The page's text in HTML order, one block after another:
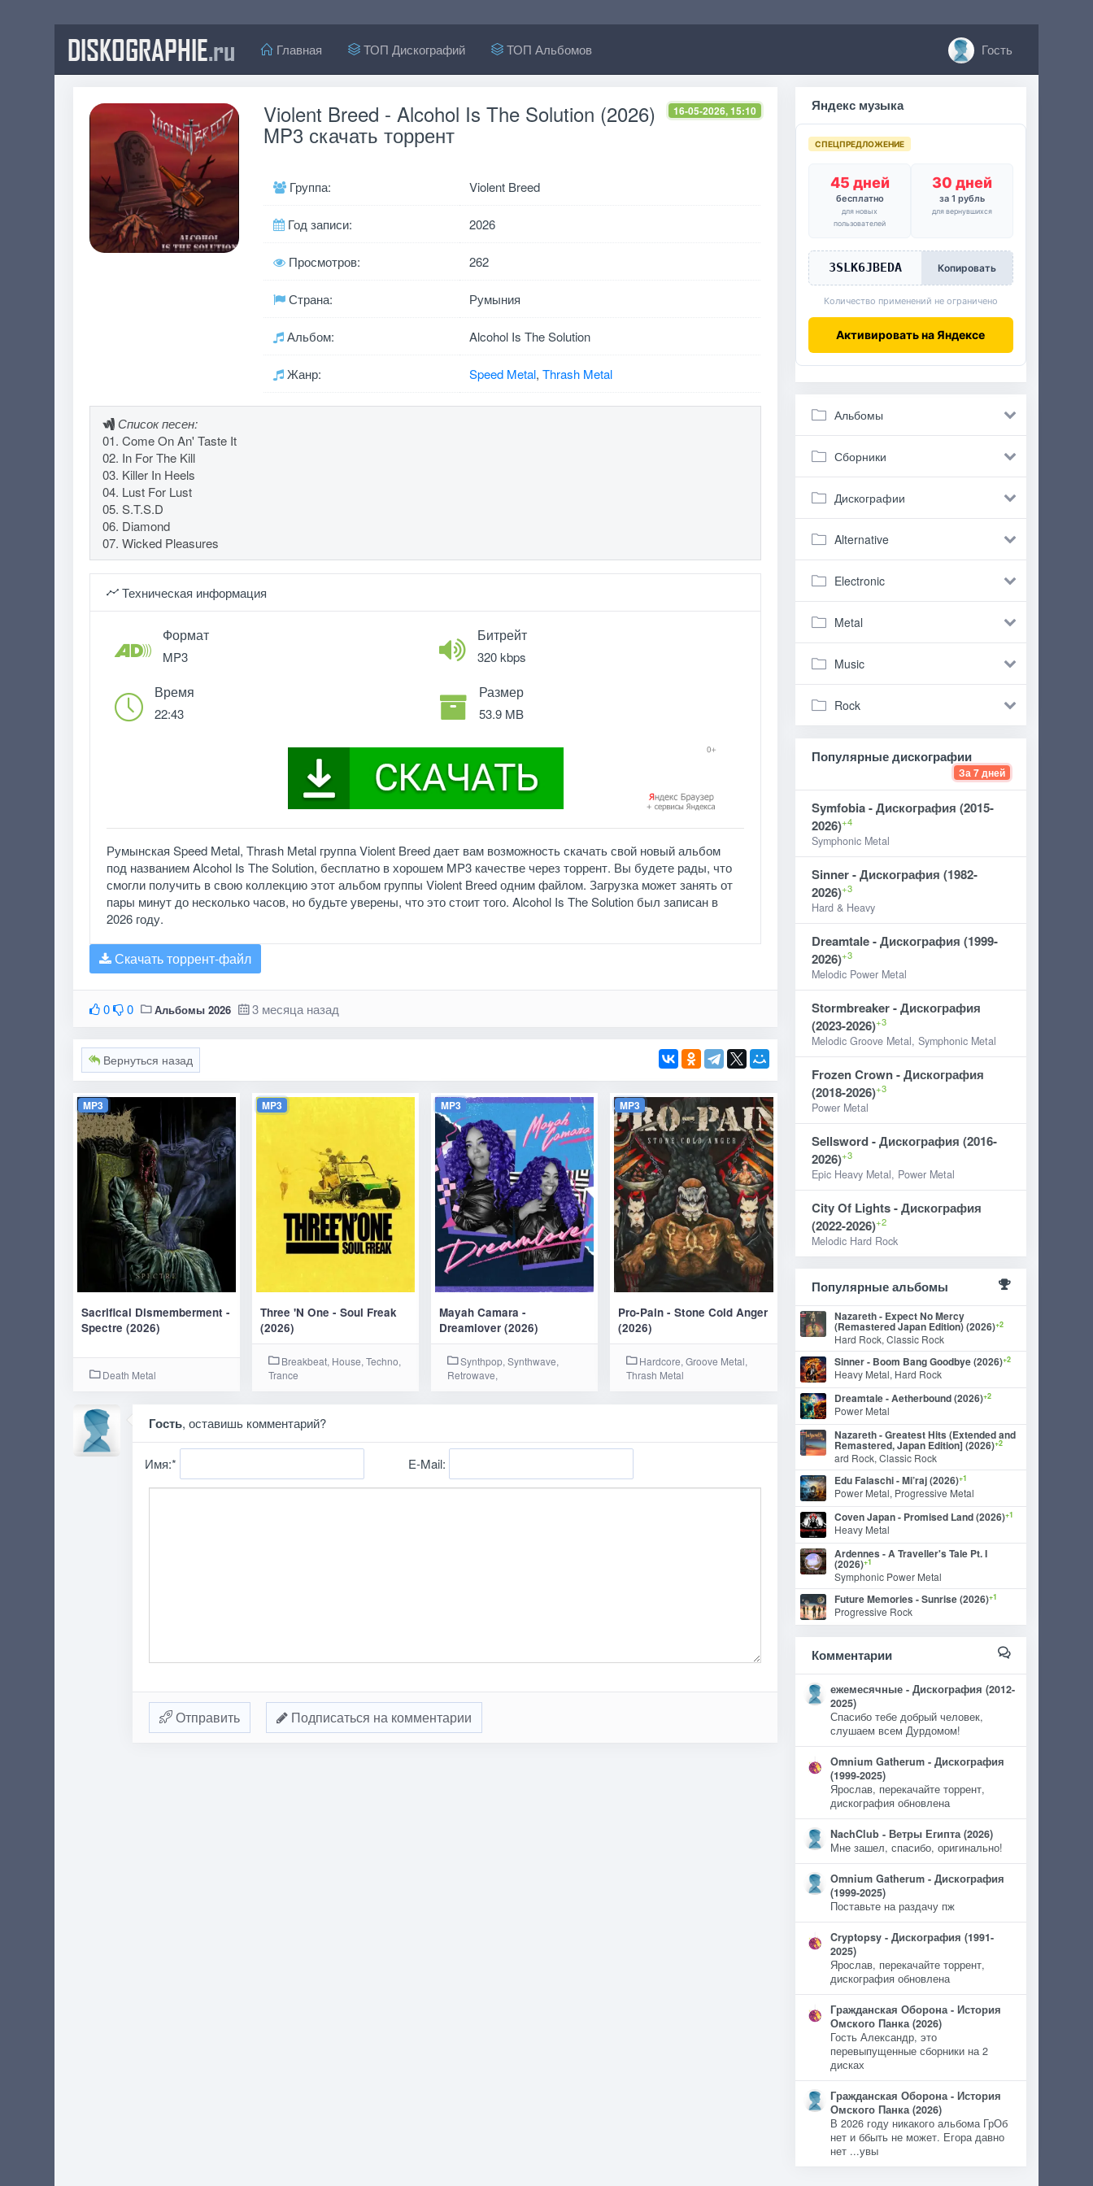
DISKOGRAPHIE.ru Главная ТОП Дискографий ТОП Альбомов Гость
16-05-2026, 15:10
Violent Breed - Alcohol Is The Solution (2026)
MP3 скачать торрент
Группа: Violent Breed
Год записи: 2026
Просмотров: 262
Страна: Румыния
Альбом: Alcohol Is The Solution
Жанр: Speed Metal, Thrash Metal
Список песен:
01. Come On An' Taste It
02. In For The Kill
03. Killer In Heels
04. Lust For Lust
05. S.T.S.D
06. Diamond
07. Wicked Pleasures
Техническая информация
Формат
MP3
Битрейт
320 kbps
Время
22:43
Размер
53.9 MB
Румынская Speed Metal, Thrash Metal группа Violent Breed дает вам возможность скачать свой новый альбом
под названием Alcohol Is The Solution, бесплатно в хорошем MP3 качестве через торрент. Вы будете рады, что
смогли получить в свою коллекцию этот альбом группы Violent Breed одним файлом. Загрузка может занять от
пары минут до несколько часов, но будьте уверены, что это стоит того. Alcohol Is The Solution был записан в
2026 году.
Скачать торрент-файл
0 0 Альбомы 2026 3 месяца назад
Вернуться назад
MP3
Sacrifical Dismemberment -
Spectre (2026)
Death Metal
MP3
Three 'N One - Soul Freak
(2026)
Breakbeat, House, Techno,
Trance
MP3
Mayah Camara -
Dreamlover (2026)
Synthpop, Synthwave,
Retrowave,
MP3
Pro-Pain - Stone Cold Anger
(2026)
Hardcore, Groove Metal,
Thrash Metal
Гость, оставишь комментарий?
Имя:* E-Mail:
Отправить Подписаться на комментарии
Яндекс музыка
СПЕЦПРЕДЛОЖЕНИЕ
45 дней
бесплатно
для новых
пользователей
30 дней
за 1 рубль
для вернувшихся
3SLK6JBEDA Копировать
Количество применений не ограничено
Активировать на Яндексе
Альбомы
Сборники
Дискографии
Alternative
Electronic
Metal
Music
Rock
Популярные дискографии
За 7 дней
Symfobia - Дискография (2015-
2026)+4
Symphonic Metal
Sinner - Дискография (1982-
2026)+3
Hard & Heavy
Dreamtale - Дискография (1999-
2026)+3
Melodic Power Metal
Stormbreaker - Дискография
(2023-2026)+3
Melodic Groove Metal, Symphonic Metal
Frozen Crown - Дискография
(2018-2026)+3
Power Metal
Sellsword - Дискография (2016-
2026)+3
Epic Heavy Metal, Power Metal
City Of Lights - Дискография
(2022-2026)+2
Melodic Hard Rock
Популярные альбомы
Nazareth - Expect No Mercy
(Remastered Japan Edition) (2026)+2
Hard Rock, Classic Rock
Sinner - Boom Bang Goodbye (2026)+2
Heavy Metal, Hard Rock
Dreamtale - Aetherbound (2026)+2
Power Metal
Nazareth - Greatest Hits (Extended and
Remastered, Japan Edition] (2026)+2
ard Rock, Classic Rock
Edu Falaschi - Mi’raj (2026)+1
Power Metal, Progressive Metal
Coven Japan - Promised Land (2026)+1
Heavy Metal
Ardennes - A Traveller's Tale Pt. I
(2026)+1
Symphonic Power Metal
Future Memories - Sunrise (2026)+1
Progressive Rock
Комментарии
ежемесячные - Дискография (2012-
2025)
Спасибо тебе добрый человек,
слушаем всем Дурдомом!
Omnium Gatherum - Дискография
(1999-2025)
Ярослав, перекачайте торрент,
дискография обновлена
NachClub - Ветры Египта (2026)
Мне зашел, спасибо, оригинально!
Omnium Gatherum - Дискография
(1999-2025)
Поставьте на раздачу пж
Cryptopsy - Дискография (1991-
2025)
Ярослав, перекачайте торрент,
дискография обновлена
Гражданская Оборона - История
Омского Панка (2026)
Гость Александр, это
перевыпущенные сборники на 2
дисках
Гражданская Оборона - История
Омского Панка (2026)
В 2026 году никакого альбома ГрОб
нет и ббыть не может. Егора давно
нет ...увы